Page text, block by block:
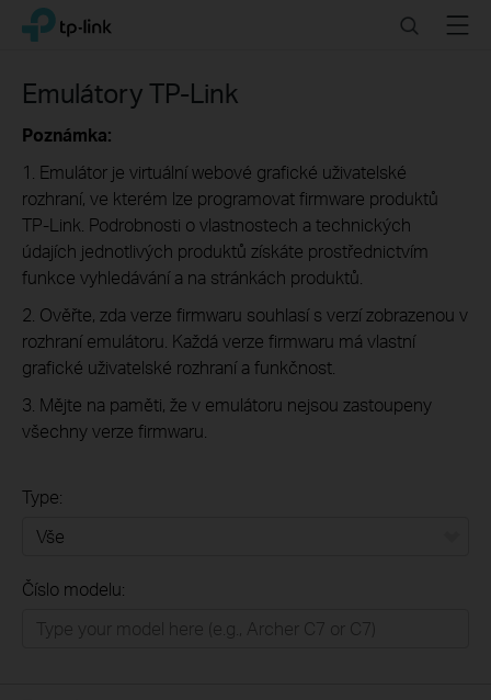
Click
navigation
TP-Link, Reliably Smart SearchMenu
Emulátory TP-Link
Poznámka:
1. Emulátor je virtuální webové grafické uživatelské
rozhraní, ve kterém lze programovat firmware produktů
TP-Link. Podrobnosti o vlastnostech a technických
údajích jednotlivých produktů získáte prostřednictvím
funkce vyhledávání a na stránkách produktů.
2. Ověřte, zda verze firmwaru souhlasí s verzí zobrazenou v
rozhraní emulátoru. Každá verze firmwaru má vlastní
grafické uživatelské rozhraní a funkčnost.
3. Mějte na paměti, že v emulátoru nejsou zastoupeny
všechny verze firmwaru.
Type:
Business
Číslo modelu: